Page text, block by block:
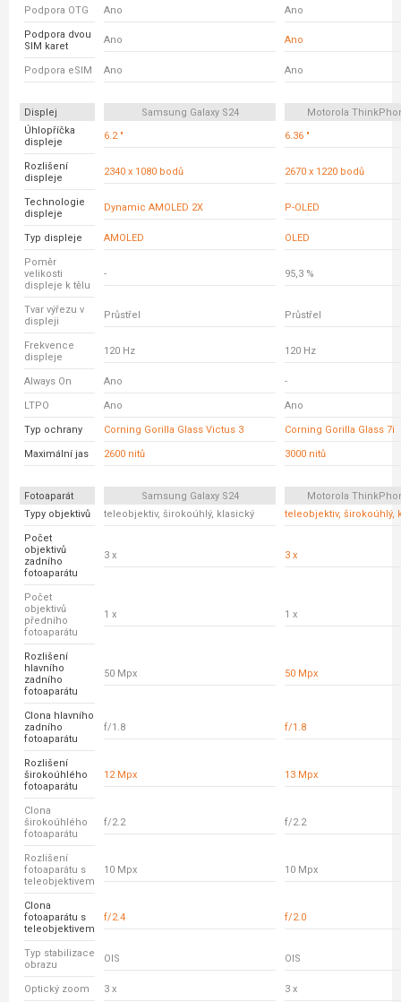
Podpora OTG Ano Ano
Podpora dvou
SIM karet
Ano Ano
Podpora eSIM Ano Ano
Displej Samsung Galaxy S24
Motorola
Úhlopříčka
displeje
6.2 " 6.36 "
Rozlišení
displeje
2340 x 1080 bodů 2670 x 1220 bodů
Technologie
displeje
Dynamic AMOLED 2X P-OLED
Typ displeje AMOLED OLED
Poměr
velikosti
displeje k tělu
- 95,3 %
Tvar výřezu v
displeji
Průstřel Průstřel
Frekvence
displeje
120 Hz 120 Hz
Always On Ano -
LTPO Ano Ano
Typ ochrany Corning Gorilla Glass Victus 3 Corning Gorilla Glass 7i
Maximální jas 2600 nitů 3000 nitů
Fotoaparát Samsung Galaxy S24
Motorola
Typy objektivů
teleobjektiv, širokoúhlý, klasický teleobjektiv, širokoúhlý,
Počet
objektivů
zadního
fotoaparátu
3 x 3 x
Počet
objektivů
předního
fotoaparátu
1 x 1 x
Rozlišení
hlavního
zadního
fotoaparátu
50 Mpx 50 Mpx
Clona hlavního
zadního
fotoaparátu
f/1.8 f/1.8
Rozlišení
širokoúhlého
fotoaparátu
12 Mpx 13 Mpx
Clona
širokoúhlého
fotoaparátu
f/2.2 f/2.2
Rozlišení
fotoaparátu s
teleobjektivem
10 Mpx 10 Mpx
Clona
fotoaparátu s
teleobjektivem
f/2.4 f/2.0
Typ stabilizace
obrazu
OIS OIS
Optický zoom 3 x 3 x